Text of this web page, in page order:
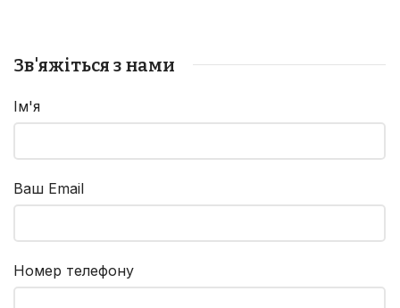
Зв'яжіться з нами
Ім'я
Ваш Email
Номер телефону